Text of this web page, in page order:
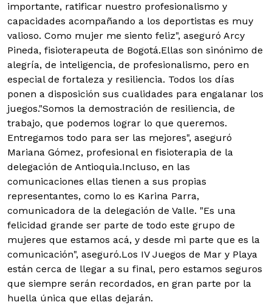
importante, ratificar nuestro profesionalismo y
capacidades acompañando a los deportistas es muy
valioso. Como mujer me siento feliz", aseguró Arcy
Pineda, fisioterapeuta de Bogotá.Ellas son sinónimo de
alegría, de inteligencia, de profesionalismo, pero en
especial de fortaleza y resiliencia. Todos los días
ponen a disposición sus cualidades para engalanar los
juegos."Somos la demostración de resiliencia, de
trabajo, que podemos lograr lo que queremos.
Entregamos todo para ser las mejores", aseguró
Mariana Gómez, profesional en fisioterapia de la
delegación de Antioquia.Incluso, en las
comunicaciones ellas tienen a sus propias
representantes, como lo es Karina Parra,
comunicadora de la delegación de Valle. "Es una
felicidad grande ser parte de todo este grupo de
mujeres que estamos acá, y desde mi parte que es la
comunicación", aseguró.Los IV Juegos de Mar y Playa
están cerca de llegar a su final, pero estamos seguros
que siempre serán recordados, en gran parte por la
huella única que ellas dejarán.